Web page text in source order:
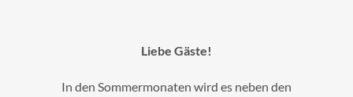
Liebe Gäste!
In den Sommermonaten wird es neben den